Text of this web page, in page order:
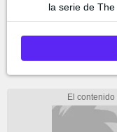
la serie de